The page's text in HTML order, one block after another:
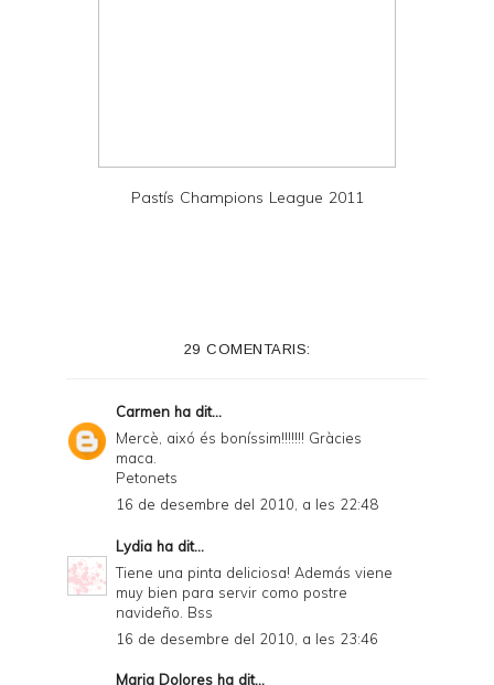
Pastís Champions League 2011
29 COMENTARIS:
Carmen ha dit...
Mercè, aixó és boníssim!!!!!!! Gràcies
maca.
Petonets
16 de desembre del 2010, a les 22:48
Lydia ha dit...
Tiene una pinta deliciosa! Además viene
muy bien para servir como postre
navideño. Bss
16 de desembre del 2010, a les 23:46
Maria Dolores ha dit...